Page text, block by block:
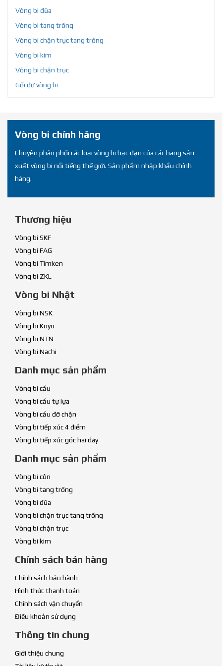
Vòng bi đũa
Vòng bi tang trống
Vòng bi chặn trục tang trống
Vòng bi kim
Vòng bi chặn trục
Gối đỡ vòng bi
Vòng bi chính hãng
Chuyên phân phối các loại vòng bi bạc đạn của các hãng sản
xuất vòng bi nổi tiếng thế giới. Sản phẩm nhập khẩu chính
hãng.
Thương hiệu
Vòng bi SKF
Vòng bi FAG
Vòng bi Timken
Vòng bi ZKL
Vòng bi Nhật
Vòng bi NSK
Vòng bi Koyo
Vòng bi NTN
Vòng bi Nachi
Danh mục sản phẩm
Vòng bi cầu
Vòng bi cầu tự lựa
Vòng bi cầu đỡ chặn
Vòng bi tiếp xúc 4 điểm
Vòng bi tiếp xúc góc hai dãy
Danh mục sản phẩm
Vòng bi côn
Vòng bi tang trống
Vòng bi đũa
Vòng bi chặn trục tang trống
Vòng bi chặn trục
Vòng bi kim
Chính sách bán hàng
Chính sách bảo hành
Hình thức thanh toán
Chính sách vận chuyển
Điều khoản sử dụng
Thông tin chung
Giới thiệu chung